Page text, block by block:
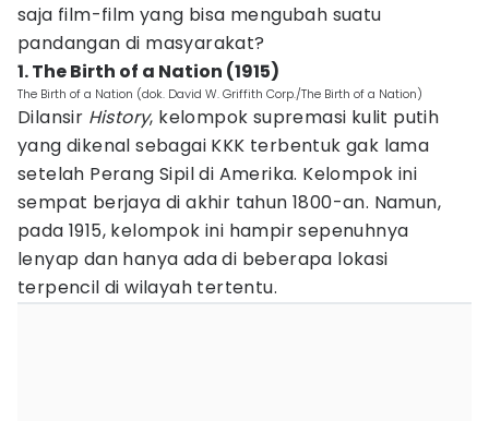
saja film-film yang bisa mengubah suatu
pandangan di masyarakat?
1. The Birth of a Nation (1915)
The Birth of a Nation (dok. David W. Griffith Corp./The Birth of a Nation)
Dilansir History, kelompok supremasi kulit putih
yang dikenal sebagai KKK terbentuk gak lama
setelah Perang Sipil di Amerika. Kelompok ini
sempat berjaya di akhir tahun 1800-an. Namun,
pada 1915, kelompok ini hampir sepenuhnya
lenyap dan hanya ada di beberapa lokasi
terpencil di wilayah tertentu.